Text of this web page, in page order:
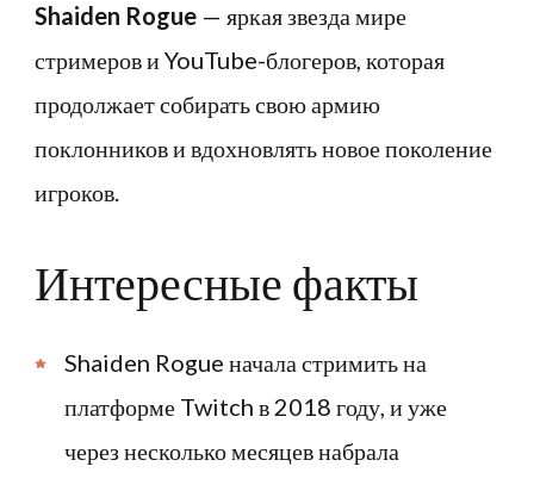
Shaiden Rogue — яркая звезда мире
стримеров и YouTube-блогеров, которая
продолжает собирать свою армию
поклонников и вдохновлять новое поколение
игроков.
Интересные факты
Shaiden Rogue начала стримить на
платформе Twitch в 2018 году, и уже
через несколько месяцев набрала